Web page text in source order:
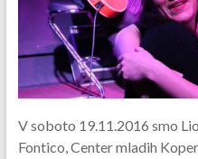
V soboto 19.11.2016 smo
Fontico, Center mladih